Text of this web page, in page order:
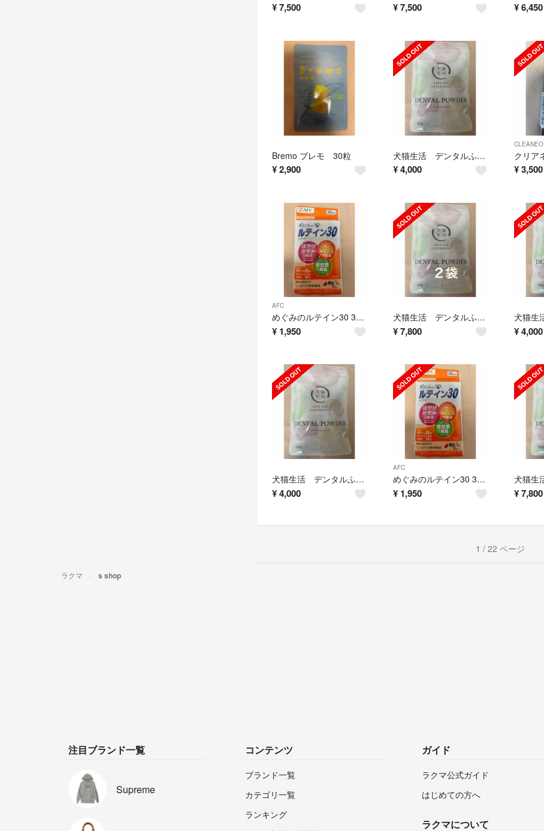
¥7,500 ¥7,500 ¥ 6,450
Bremo ブレモ 30粒
¥2,900
犬猫生活 デンタルふりかけ 30包
¥4,000
CLEANEO
¥ 3,500
AFC
めぐみのルテイン30 30日分
¥ 1,950
犬猫生活 デンタルふりかけ 30包×2袋
¥7,800 ¥ 4,000
犬猫生活 デンタルふりかけ 30包
¥4,000
AFC
めぐみのルテイン30 30日分
¥ 1,950 ¥ 7,800
1 / 22 ページ
ラクマ s shop
注目ブランド一覧
Supreme
コンテンツ
ブランド一覧
カテゴリ一覧
ランキング
ガイド
ラクマ公式ガイド
はじめての方へ
ラクマについて